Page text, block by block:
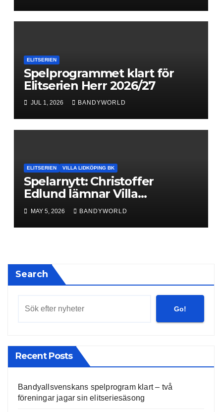
ELITSERIEN
Spelprogrammet klart för
Elitserien Herr 2026/27
JUL 1, 2026 BANDYWORLD
ELITSERIEN VILLA LIDKÖPING BK
Spelarnytt: Christoffer
Edlund lämnar Villa
Lidköping – bryter kontraktet
ett år i förtid
MAY 5, 2026 BANDYWORLD
Search
Go!
Recent Posts
Bandyallsvenskans spelprogram klart – två
föreningar jagar sin elitseriesäsong